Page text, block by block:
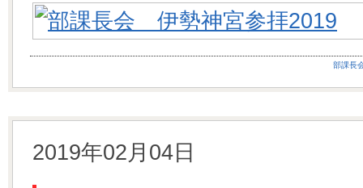
部課長
2019年02月04日